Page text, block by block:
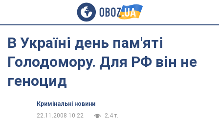
В Україні день пам'яті
Голодомору. Для РФ він не
геноцид
Кримінальні новини
22.11.2008 10:22
2,4 т.